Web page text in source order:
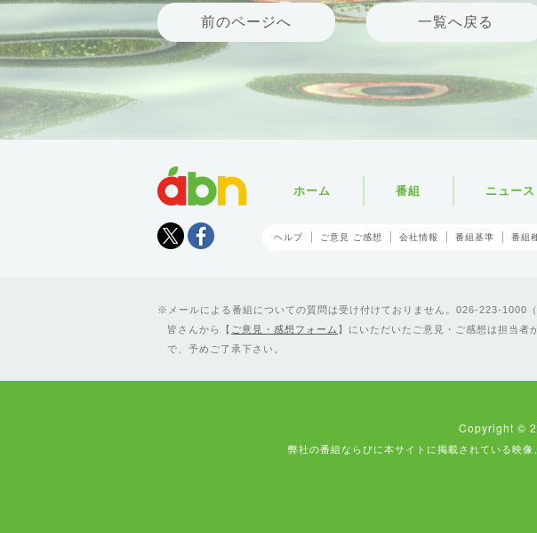
前のページへ 一覧へ戻る
Tweet
ホーム 番組 ニュース
ヘルプ ご意見 ご感想 会社情報 番組基準 番組
メールによる番組についての質問は受け付けておりません。026-223-1000
皆さんから【 ご意見・感想フォーム 】にいただいたご意見・ご感想は担当者
で、予めご了承下さい。
Copyright ©
弊社の番組ならびに本サイトに掲載されている映